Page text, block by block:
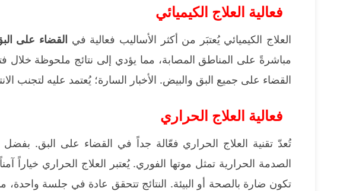
فعالية العلاج الكيميائي
العلاج الكيميائي يُعتبَر من أكثر الأساليب فعالية في القضاء على
مباشرةً على المناطق المصابة، مما يؤدي إلى نتائج ملحوظة خلال
القضاء على جميع البق والبيض. الأخبار السارة؛ يُعتمد عليه لتجنب
فعالية العلاج الحراري
تُعدّ تقنية العلاج الحراري فعّالة جداً في القضاء على البق.
الصدمة الحرارية تمثل موتها الفوري. يُعتبر العلاج الحراري خياراً
تكون ضارة بالصحة أو البيئة. النتائج تتحقق عادة في جلسة واحدة،